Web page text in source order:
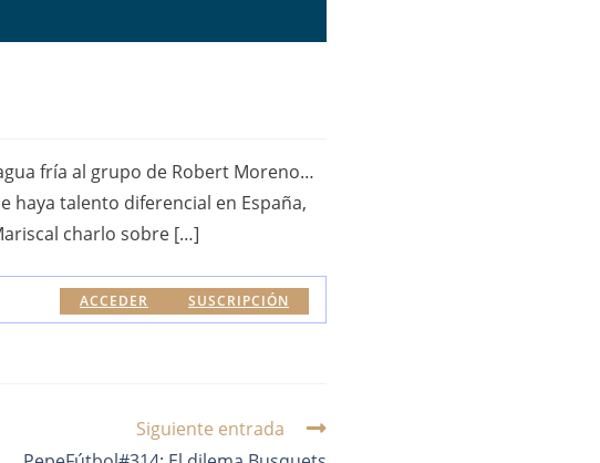
fría al grupo de Robert Moreno…
haya talento diferencial en España,
charlo sobre […]
SUSCRIPCIÓN
ACCEDER
Siguiente entrada